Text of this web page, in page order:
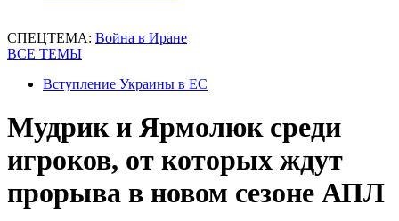
СПЕЦТЕМА: Война в Иране
ВСЕ ТЕМЫ
Вступление Украины в ЕС
Мудрик и Ярмолюк среди
игроков, от которых ждут
прорыва в новом сезоне АПЛ